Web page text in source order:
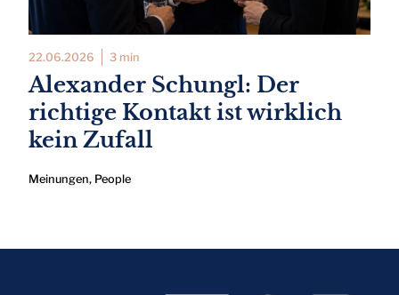
22.06.2026 3 min
Alexander Schungl: Der
richtige Kontakt ist wirklich
kein Zufall
Meinungen, People